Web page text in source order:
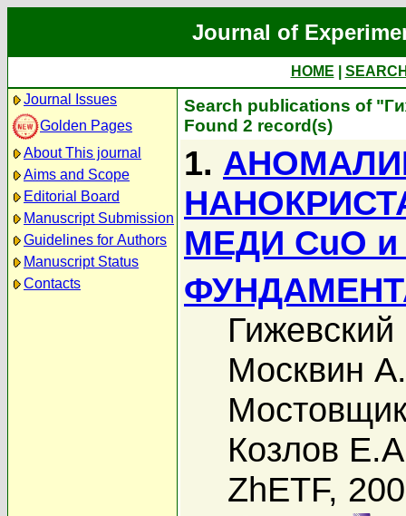
Journal of
HOME
Journal Issues
Golden Pages
About This journal
Aims and Scope
Editorial Board
Manuscript Submission
Guidelines for Authors
Manuscript Status
Contacts
Search publications of
Found 2 record(s)
1.
МЕДИ CuO и
Москвин
Козлов
ZhETF,